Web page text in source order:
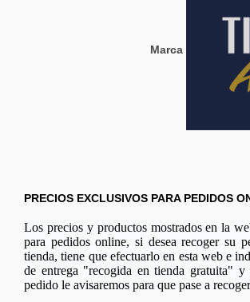
Marca
PRECIOS EXCLUSIVOS PARA PEDIDOS
Los precios y productos mostrados en la
para pedidos online, si desea recoger su
tienda, tiene que efectuarlo en esta web e
de entrega "recogida en tienda gratuita"
pedido le avisaremos para que pase a